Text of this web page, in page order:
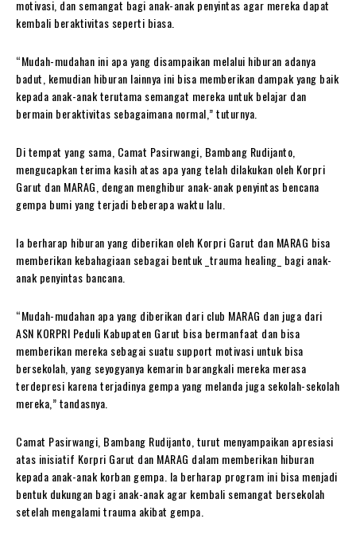
motivasi, dan semangat bagi anak-anak penyintas agar mereka dapat
kembali beraktivitas seperti biasa.
“Mudah-mudahan ini apa yang disampaikan melalui hiburan adanya
badut, kemudian hiburan lainnya ini bisa memberikan dampak yang baik
kepada anak-anak terutama semangat mereka untuk belajar dan
bermain beraktivitas sebagaimana normal,” tuturnya.
Di tempat yang sama, Camat Pasirwangi, Bambang Rudijanto,
mengucapkan terima kasih atas apa yang telah dilakukan oleh Korpri
Garut dan MARAG, dengan menghibur anak-anak penyintas bencana
gempa bumi yang terjadi beberapa waktu lalu.
Ia berharap hiburan yang diberikan oleh Korpri Garut dan MARAG bisa
memberikan kebahagiaan sebagai bentuk _trauma healing_ bagi anak-
anak penyintas bancana.
“Mudah-mudahan apa yang diberikan dari club MARAG dan juga dari
ASN KORPRI Peduli Kabupaten Garut bisa bermanfaat dan bisa
memberikan mereka sebagai suatu support motivasi untuk bisa
bersekolah, yang seyogyanya kemarin barangkali mereka merasa
terdepresi karena terjadinya gempa yang melanda juga sekolah-sekolah
mereka,” tandasnya.
Camat Pasirwangi, Bambang Rudijanto, turut menyampaikan apresiasi
atas inisiatif Korpri Garut dan MARAG dalam memberikan hiburan
kepada anak-anak korban gempa. Ia berharap program ini bisa menjadi
bentuk dukungan bagi anak-anak agar kembali semangat bersekolah
setelah mengalami trauma akibat gempa.